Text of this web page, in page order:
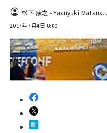
松下 康之 - Yasuyuki Matsus...
2017年7月4日 0:00